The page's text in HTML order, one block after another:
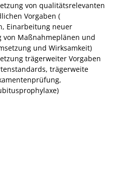
von qualitätsrelevanten
Vorgaben (
Einarbeitung neuer
Maßnahmeplänen und
und Wirksamkeit)
trägerweiter Vorgaben
trägerweite